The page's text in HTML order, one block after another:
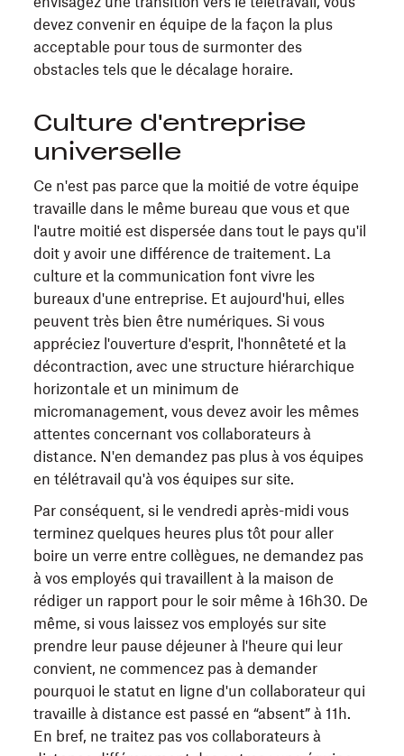
devez convenir en équipe de la façon la plus
acceptable pour tous de surmonter des
obstacles tels que le décalage horaire.
Culture d'entreprise
universelle
Ce n'est pas parce que la moitié de votre équipe
travaille dans le même bureau que vous et que
l'autre moitié est dispersée dans tout le pays qu'il
doit y avoir une différence de traitement. La
culture et la communication font vivre les
bureaux d'une entreprise. Et aujourd'hui, elles
peuvent très bien être numériques. Si vous
appréciez l'ouverture d'esprit, l'honnêteté et la
décontraction, avec une structure hiérarchique
horizontale et un minimum de
micromanagement, vous devez avoir les mêmes
attentes concernant vos collaborateurs à
distance. N'en demandez pas plus à vos équipes
en télétravail qu'à vos équipes sur site.
Par conséquent, si le vendredi après-midi vous
terminez quelques heures plus tôt pour aller
boire un verre entre collègues, ne demandez pas
à vos employés qui travaillent à la maison de
rédiger un rapport pour le soir même à 16h30. De
même, si vous laissez vos employés sur site
prendre leur pause déjeuner à l'heure qui leur
convient, ne commencez pas à demander
pourquoi le statut en ligne d'un collaborateur qui
travaille à distance est passé en “absent” à 11h.
En bref, ne traitez pas vos collaborateurs à